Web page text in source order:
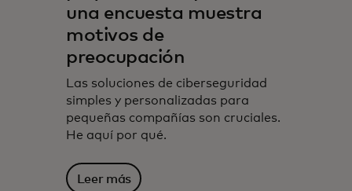
una encuesta muestra
motivos de
preocupación
Las soluciones de ciberseguridad
simples y personalizadas para
pequeñas compañías son cruciales.
He aquí por qué.
Leer más